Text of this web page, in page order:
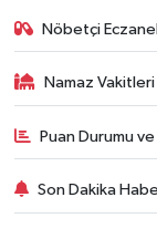
Nöbetçi
Namaz Vakitleri
Puan Durumu
Son Dakika